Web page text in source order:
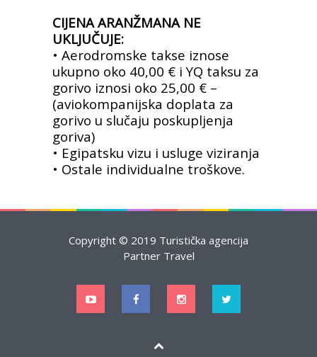
CIJENA ARANŽMANA NE
UKLJUČUJE:
• Aerodromske takse iznose
ukupno oko 40,00 € i YQ taksu za
gorivo iznosi oko 25,00 € –
(aviokompanijska doplata za
gorivo u slučaju poskupljenja
goriva)
• Egipatsku vizu i usluge viziranja
• Ostale individualne troškove.
Copyright © 2019 Turistička agencija
Partner Travel